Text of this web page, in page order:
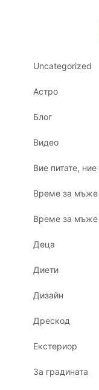
Uncategorized
Астро
Блог
Видео
Вие питате,
Време за мъже
Време за мъже
Деца
Диети
Дизайн
Дрескод
Екстериор
За градината